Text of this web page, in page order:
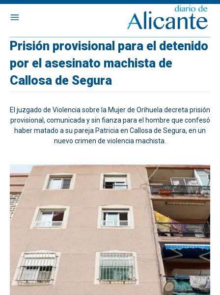
Prisión provisional para el detenido
por el asesinato machista de
Callosa de Segura
El juzgado de Violencia sobre la Mujer de Orihuela decreta prisión
provisional, comunicada y sin fianza para el hombre que confesó
haber matado a su pareja Patricia en Callosa de Segura, en un
nuevo crimen de violencia machista.